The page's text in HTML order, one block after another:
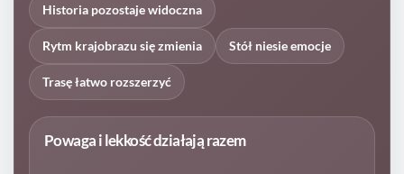
Historia pozostaje widoczna
Rytm krajobrazu się zmienia Stół niesie emocje
Trasę łatwo rozszerzyć
Powaga i lekkość działają razem